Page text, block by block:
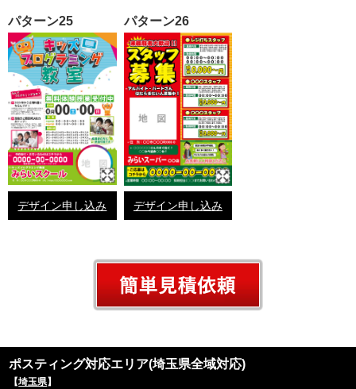
パターン25
デザイン申し込み
パターン26
デザイン申し込み
ポスティング対応エリア(埼玉県全域対応)
【埼玉県】